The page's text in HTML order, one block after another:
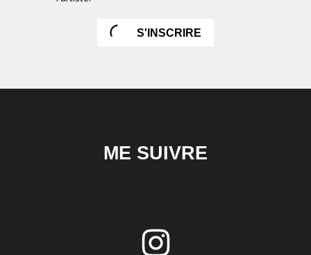
S'INSCRIRE
ME SUIVRE